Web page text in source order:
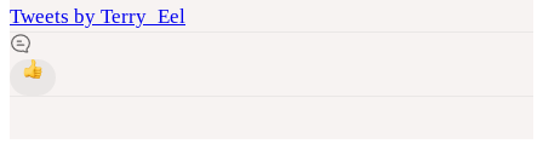
Tweets by Terry_Eel